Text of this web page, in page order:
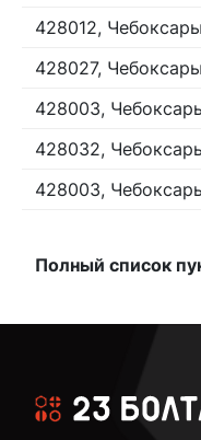
428012,
428027,
428003,
428032,
428003,
Полный список